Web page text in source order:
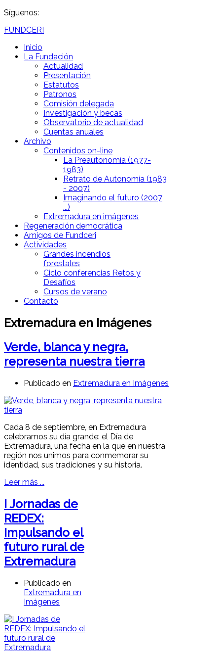
Síguenos:
FUNDCERI
Inicio
La Fundación
Actualidad
Presentación
Estatutos
Patronos
Comisión delegada
Investigación y becas
Observatorio de actualidad
Cuentas anuales
Archivo
Contenidos on-line
La Preautonomía (1977-
1983)
Retrato de Autonomía (1983
- 2007)
Imaginando el futuro (2007
...)
Extremadura en imágenes
Regeneración democrática
Amigos de Fundceri
Actividades
Grandes incendios
forestales
Ciclo conferencias Retos y
Desafíos
Cursos de verano
Contacto
Extremadura en Imágenes
Verde, blanca y negra,
representa nuestra tierra
Publicado en Extremadura en Imágenes
Cada 8 de septiembre, en Extremadura
celebramos su día grande: el Día de
Extremadura, una fecha en la que en nuestra
región nos unimos para conmemorar su
identidad, sus tradiciones y su historia.
Leer más ...
I Jornadas de
REDEX:
Impulsando el
futuro rural de
Extremadura
Publicado en
Extremadura en
Imágenes